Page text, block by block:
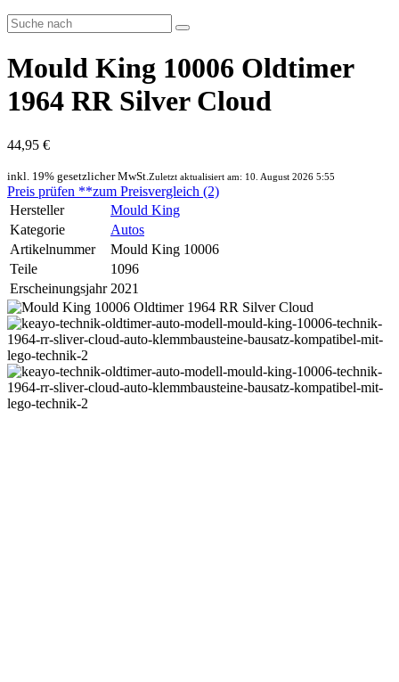
Mould King 10006 Oldtimer
1964 RR Silver Cloud
44,95 €
inkl. 19% gesetzlicher MwSt. Zuletzt aktualisiert am: 10. August 2026 5:55
Preis prüfen **zum Preisvergleich (2)
Hersteller
Mould King
Kategorie
Autos
Artikelnummer
Mould King 10006
Teile
1096
Erscheinungsjahr 2021